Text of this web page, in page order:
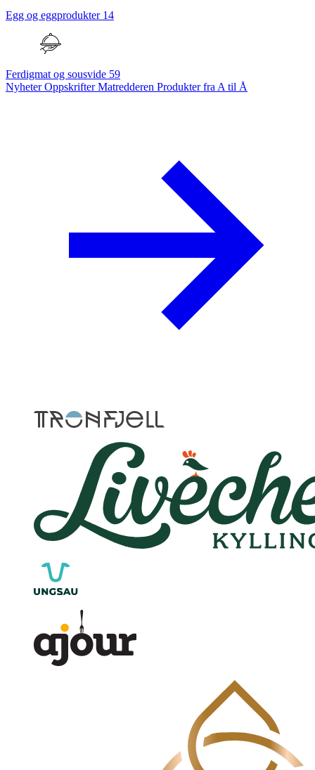
Egg og eggprodukter 14
Ferdigmat og sousvide 59
NyheterOppskrifterMatredderen Produkter fra A til Å